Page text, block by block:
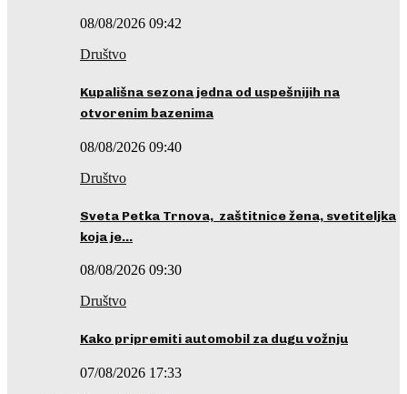
08/08/2026 09:42
Društvo
Kupališna sezona jedna od uspešnijih na
otvorenim bazenima
08/08/2026 09:40
Društvo
Sveta Petka Trnova, zaštitnice žena, svetiteljka
koja je…
08/08/2026 09:30
Društvo
Kako pripremiti automobil za dugu vožnju
07/08/2026 17:33